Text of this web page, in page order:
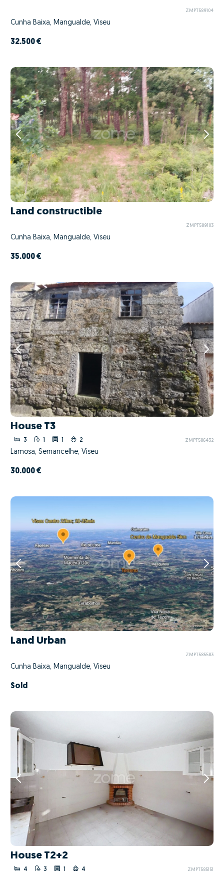
ZMPT589104
Cunha Baixa, Mangualde, Viseu
32.500 €
Land constructible
ZMPT589103
Cunha Baixa, Mangualde, Viseu
35.000 €
House T3
3 1 1 2 ZMPT586432
Lamosa, Sernancelhe, Viseu
30.000 €
Land Urban
ZMPT585583
Cunha Baixa, Mangualde, Viseu
Sold
House T2+2
4 3 1 4 ZMPT585151